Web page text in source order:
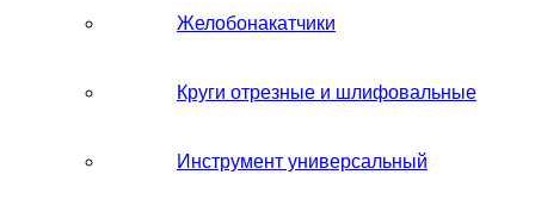
Желобонакатчики
Круги отрезные и шлифовальные
Инструмент универсальный